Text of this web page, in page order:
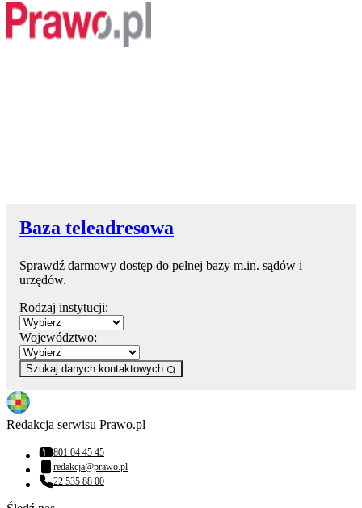
Baza teleadresowa
Sprawdź darmowy dostęp do pełnej bazy m.in. sądów i
urzędów.
Rodzaj instytucji:
Województwo:
Szukaj danych kontaktowych
Redakcja serwisu Prawo.pl
Numer telefonu:
801 04 45 45
Adres email:
redakcja@prawo.pl
Numer telefonu:
22 535 88 00